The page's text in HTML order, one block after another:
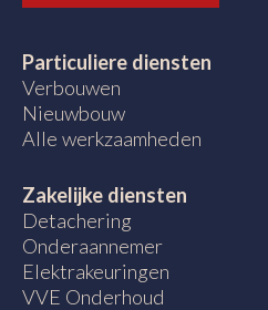
Particuliere diensten
Verbouwen
Nieuwbouw
Alle werkzaamheden
Zakelijke diensten
Detachering
Onderaannemer
Elektrakeuringen
VVE Onderhoud